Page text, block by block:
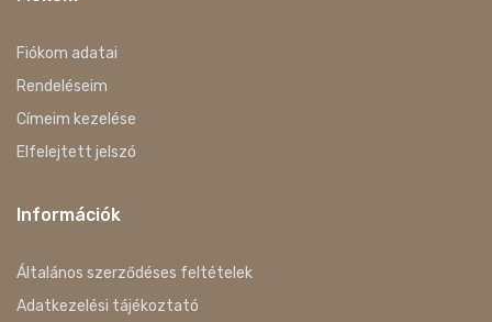
Fiókom adatai
Rendeléseim
Címeim kezelése
Elfelejtett jelszó
Információk
Általános szerződéses feltételek
Adatkezelési tájékoztató